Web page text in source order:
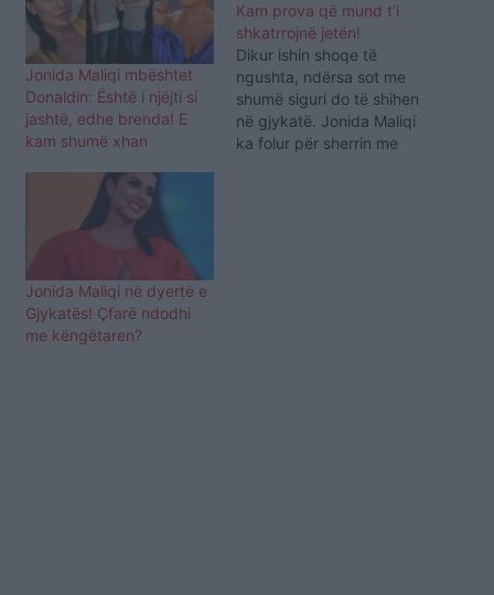
Jonida Maliqi mbështet
Donaldin: Është i njëjti si
jashtë, edhe brenda! E
kam shumë xhan
Kam prova që mund t’i
shkatrrojnë jetën!
Dikur ishin shoqe të
ngushta, ndërsa sot me
shumë siguri do të shihen
në gjykatë. Jonida Maliqi
ka folur për sherrin me
Jonida Maliqi në dyertë e
Gjykatës! Çfarë ndodhi
me këngëtaren?